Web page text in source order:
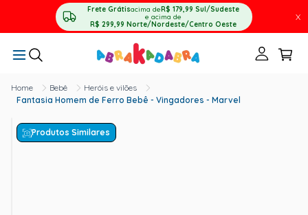
Frete Grátisacima deR$ 179,99 Sul/Sudeste
e acima de
R$ 299,99 Norte/Nordeste/Centro Oeste
X
Bebê
Heróis e vilões
Fantasia Homem de Ferro Bebê - Vingadores - Marvel
Produtos Similares